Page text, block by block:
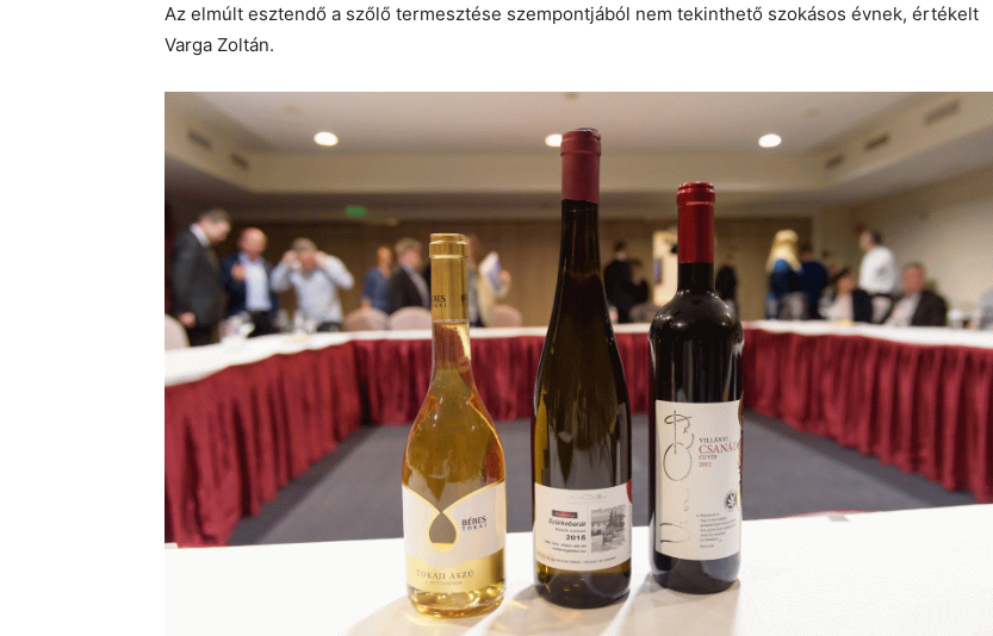
Az elmúlt esztendő a szőlő termesztése szempontjából nem tekinthető szokásos évnek, értékelt
Varga Zoltán.